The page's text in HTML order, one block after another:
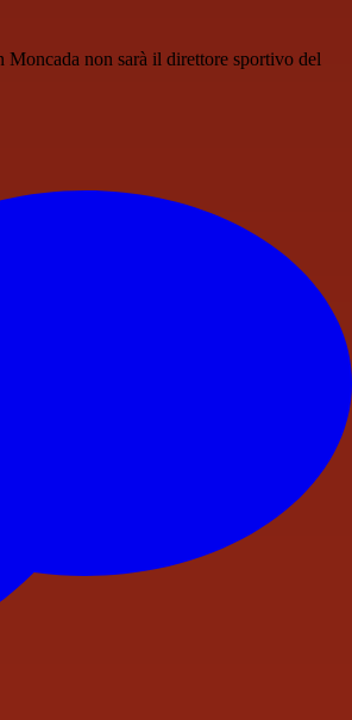
non sarà il direttore sportivo del